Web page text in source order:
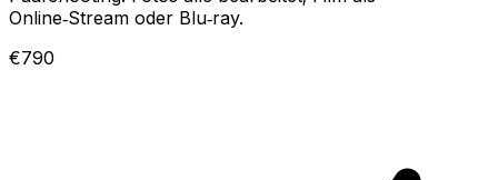
Online‑Stream oder Blu‑ray.
€790